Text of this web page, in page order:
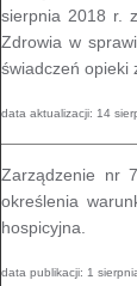
sierpnia 2018 r.
Zdrowia w
świadczeń opieki
data aktualizacji: 14
Zarządzenie nr
określenia
hospicyjna.
data publikacji: 1